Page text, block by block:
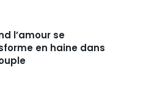
l’amour se
en haine dans